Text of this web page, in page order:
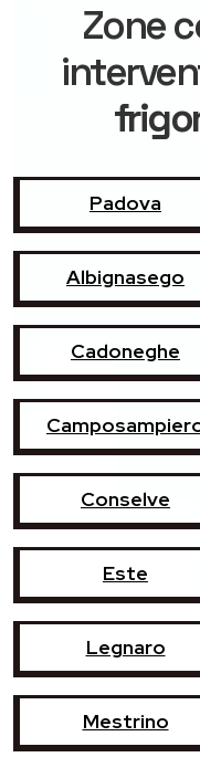
Zone
Padova
Albignasego
Cadoneghe
Conselve
Este
Legnaro
Mestrino